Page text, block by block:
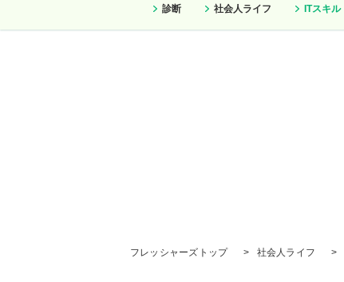
診断 社会人ライフ ITスキル
フレッシャーズトップ > 社会人ライフ >